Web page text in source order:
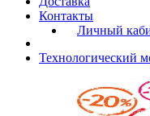
Контакты
Личный